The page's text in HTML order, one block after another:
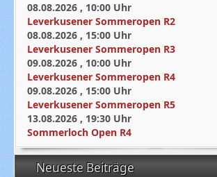
08.08.2026 , 10:00 Uhr
Leverkusener Sommeropen R2
08.08.2026 , 15:00 Uhr
Leverkusener Sommeropen R3
09.08.2026 , 10:00 Uhr
Leverkusener Sommeropen R4
09.08.2026 , 15:00 Uhr
Leverkusener Sommeropen R5
13.08.2026 , 19:30 Uhr
Sommerloch Open R4
Neueste Beiträge